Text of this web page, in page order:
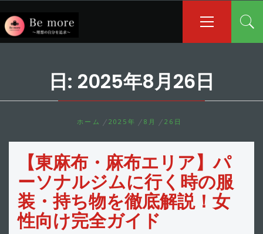
ン
テ
キ
イ
メ
ュ
ー
日: 2025年8月26日
ホーム 2025年 8月 26日
【東麻布・麻布エリア】パ
ーソナルジムに行く時の服
装・持ち物を徹底解説！女
性向け完全ガイド